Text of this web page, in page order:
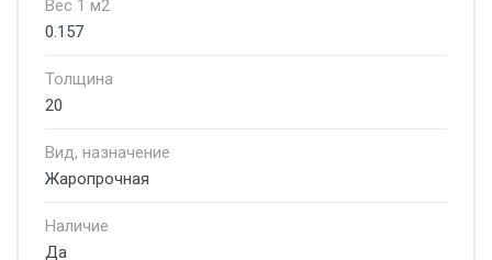
Вес 1 м2
0.157
Толщина
20
Вид, назначение
Жаропрочная
Наличие
Да